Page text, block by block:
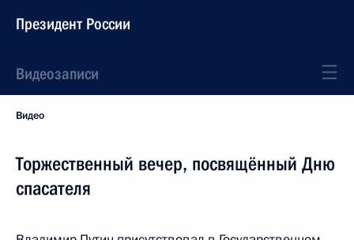
Президент России
Видеозаписи
Видео
Торжественный вечер, посвящённый Дню
спасателя